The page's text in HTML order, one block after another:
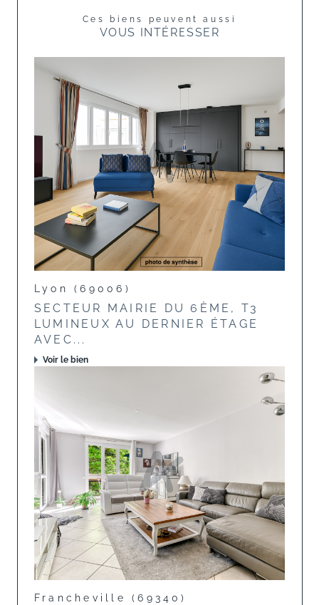
Ces biens peuvent aussi
VOUS INTÉRESSER
Lyon (69006)
SECTEUR MAIRIE DU 6ÈME, T3
LUMINEUX AU DERNIER ÉTAGE
AVEC...
Voir le bien
Francheville (69340)